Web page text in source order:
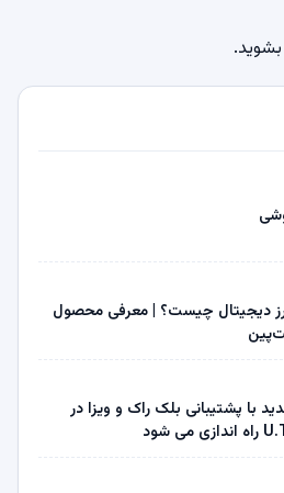
بشوید.
دیجیتال چیست؟ | معرفی محصول
با پشتیبانی بلک راک و ویزا در